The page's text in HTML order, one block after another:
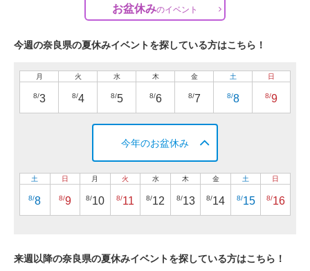
お盆休みのイベント
今週の奈良県の夏休みイベントを探している方はこちら！
月
8/3
火
8/4
水
8/5
木
8/6
金
8/7
土
8/8
日
8/9
今年のお盆休み
土
8/8
日
8/9
月
8/10
火
8/11
水
8/12
木
8/13
金
8/14
土
8/15
日
8/16
来週以降の奈良県の夏休みイベントを探している方はこちら！